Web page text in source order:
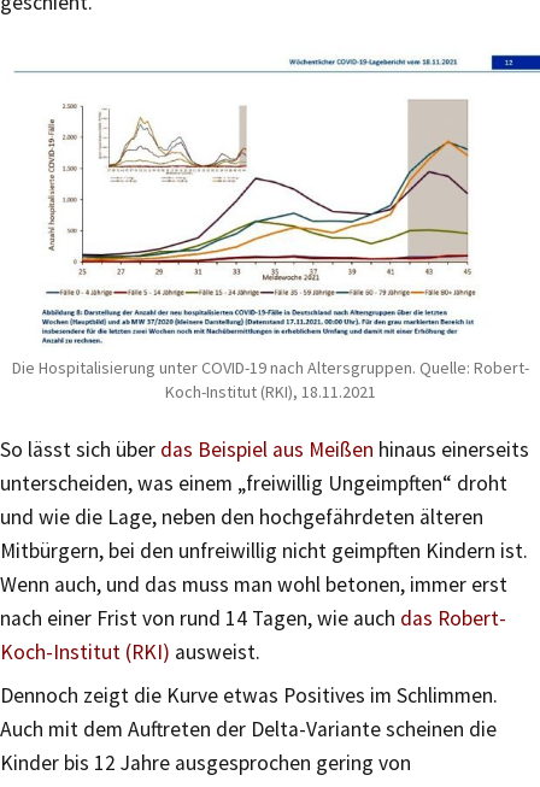
Die Hospitalisierung unter COVID-19 nach Altersgruppen. Quelle: Robert-
Koch-Institut (RKI), 18.11.2021
So lässt sich über das Beispiel aus Meißen hinaus einerseits
unterscheiden, was einem „freiwillig Ungeimpften“ droht
und wie die Lage, neben den hochgefährdeten älteren
Mitbürgern, bei den unfreiwillig nicht geimpften Kindern ist.
Wenn auch, und das muss man wohl betonen, immer erst
nach einer Frist von rund 14 Tagen, wie auch das Robert-
Koch-Institut (RKI) ausweist.
Dennoch zeigt die Kurve etwas Positives im Schlimmen.
Auch mit dem Auftreten der Delta-Variante scheinen die
Kinder bis 12 Jahre ausgesprochen gering von